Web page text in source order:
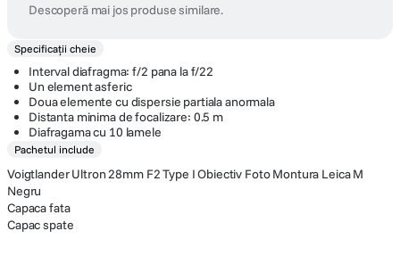
Descoperă mai jos produse similare.
Specificații cheie
Interval diafragma: f/2 pana la f/22
Un element asferic
Doua elemente cu dispersie partiala anormala
Distanta minima de focalizare: 0.5 m
Diafragama cu 10 lamele
Pachetul include
Voigtlander Ultron 28mm F2 Type I Obiectiv Foto Montura Leica M
Negru
Capaca fata
Capac spate